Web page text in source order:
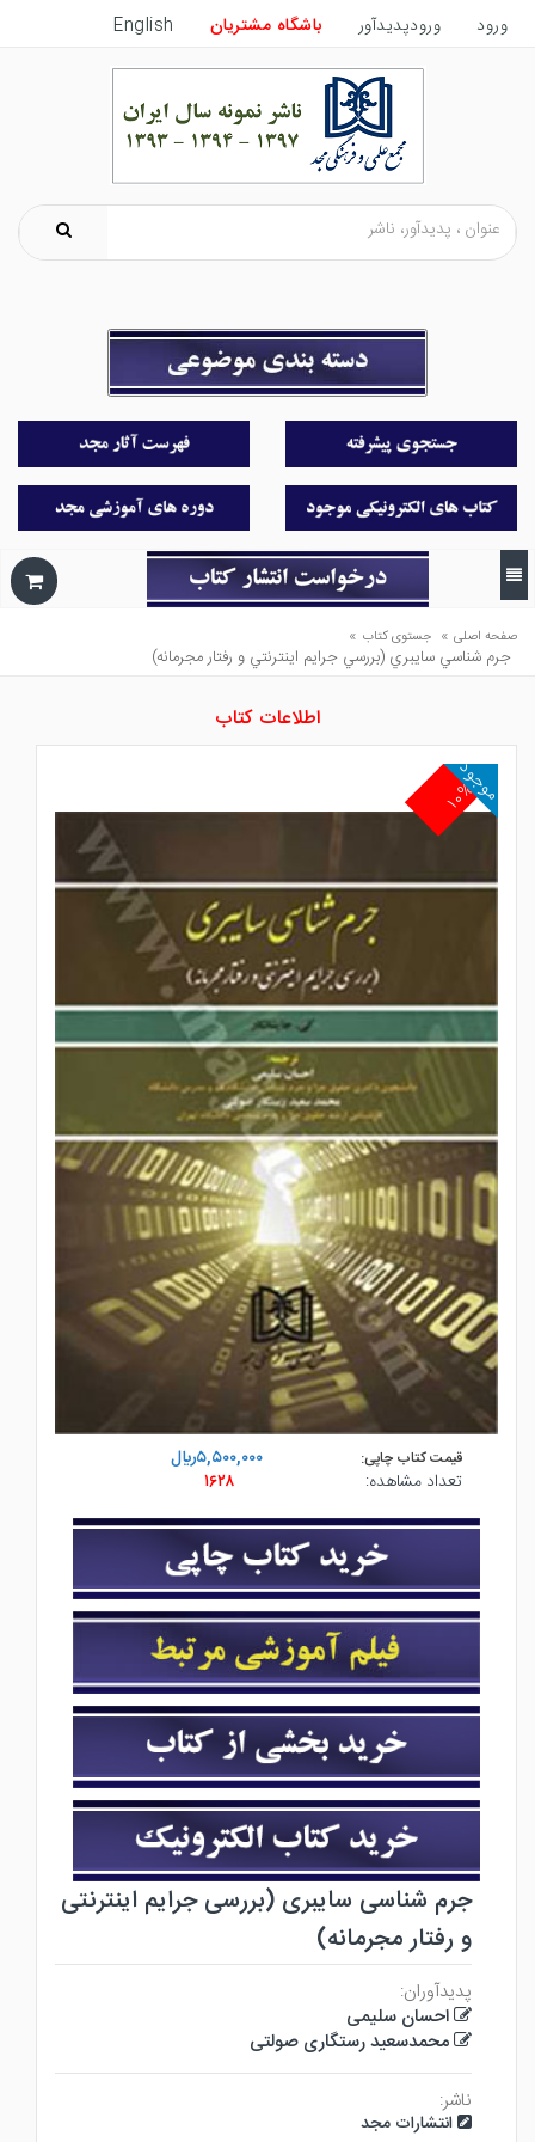
ورود ورودپدیدآور باشگاه مشتریان English
صفحه اصلی » جستوی کتاب »
جرم شناسي سايبري (بررسي جرايم اينترنتي و رفتار مجرمانه)
اطلاعات کتاب
۱۰%
موجود
قیمت کتاب چاپی:
۵,۵۰۰,۰۰۰ريال
تعداد مشاهده:
۱۶۲۸
جرم شناسی سایبری (بررسی جرایم اینترنتی
و رفتار مجرمانه)
پدیدآوران:
احسان سلیمی
محمدسعید رستگاری صولتی
ناشر:
انتشارات مجد